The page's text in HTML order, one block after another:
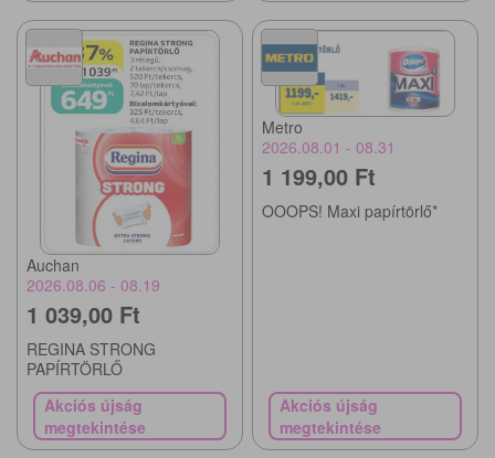
Auchan
2026.08.06 - 08.19
1 039,00 Ft
REGINA STRONG
PAPÍRTÖRLŐ
Akciós újság
megtekintése
Metro
2026.08.01 - 08.31
1 199,00 Ft
OOOPS! Maxi papírtörlő*
Akciós újság
megtekintése